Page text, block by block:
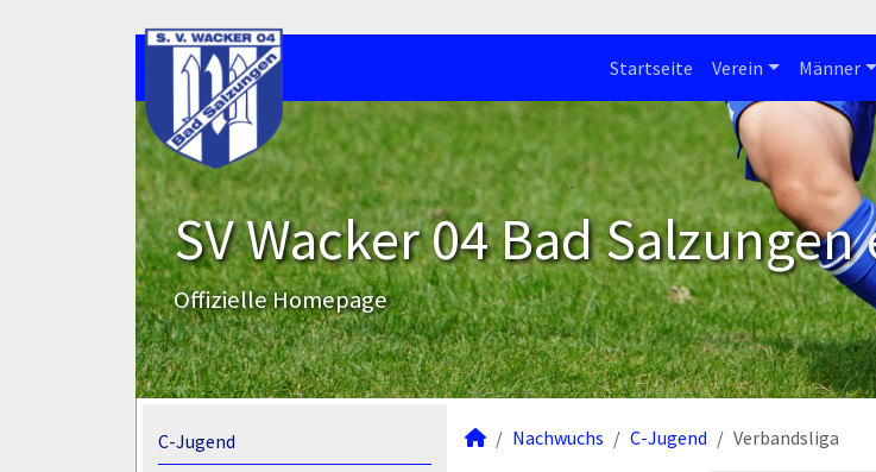
Startseite Verein Männer
SV Wacker 04 Bad Salzungen
Offizielle Homepage
C-Jugend
Nachwuchs C-Jugend Verbandsliga